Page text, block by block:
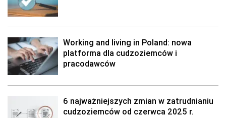
Working and living in Poland: nowa
platforma dla cudzoziemców i
pracodawców
6 najważniejszych zmian w zatrudnianiu
cudzoziemców od czerwca 2025 r.